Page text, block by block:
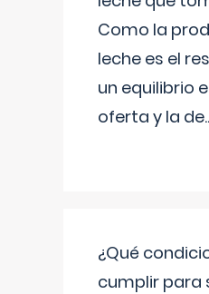
Como la
leche es el
un equilibrio
oferta y la de
¿Qué
cumplir para